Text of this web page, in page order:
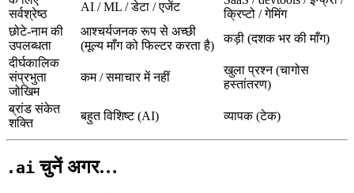
सर्वश्रेष्ठ
AI / ML / डेटा / एजेंट
क्रिप्टो / गेमिंग
छोटे-नाम की
उपलब्धता
आश्चर्यजनक रूप से अच्छी
(मूल्य माँग को फिल्टर करता है)
कड़ी (दशक भर की माँग)
दीर्घकालिक
संप्रभुता
जोखिम
कम / समाचार में नहीं
खुला प्रश्न (चागोस
हस्तांतरण)
ब्रांड संकेत
शक्ति
बहुत विशिष्ट (AI) व्यापक (टेक)
.ai चुनें अगर…